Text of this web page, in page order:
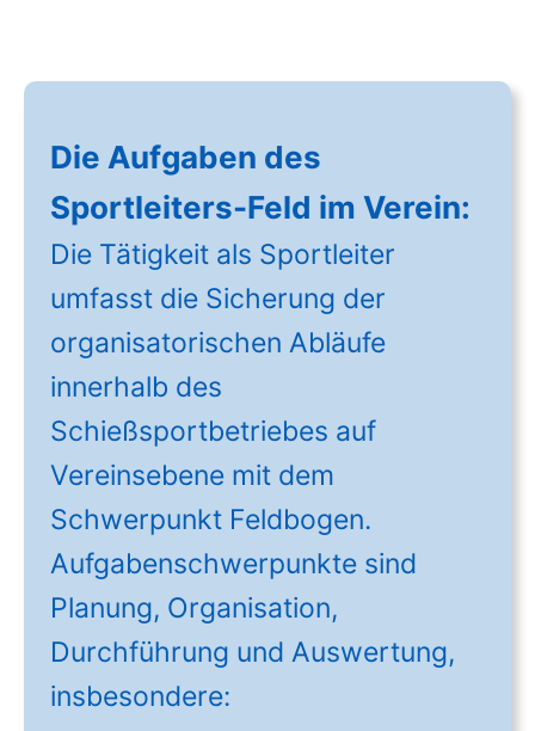
Die Aufgaben des
Sportleiters-Feld im Verein:
Die Tätigkeit als Sportleiter
umfasst die Sicherung der
organisatorischen Abläufe
innerhalb des
Schießsportbetriebes auf
Vereinsebene mit dem
Schwerpunkt Feldbogen.
Aufgabenschwerpunkte sind
Planung, Organisation,
Durchführung und Auswertung,
insbesondere: